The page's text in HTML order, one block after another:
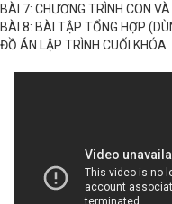
BÀI 7: CHƯƠNG TRÌNH CON
BÀI 8: BÀI TẬP TỔNG HỢP
ĐỒ ÁN LẬP TRÌNH CUỐI KHÓA